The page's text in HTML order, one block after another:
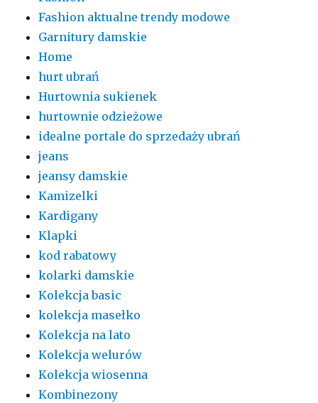
Fashion aktualne trendy modowe
Garnitury damskie
Home
hurt ubrań
Hurtownia sukienek
hurtownie odzieżowe
idealne portale do sprzedaży ubrań
jeans
jeansy damskie
Kamizelki
Kardigany
Klapki
kod rabatowy
kolarki damskie
Kolekcja basic
kolekcja masełko
Kolekcja na lato
Kolekcja welurów
Kolekcja wiosenna
Kombinezony